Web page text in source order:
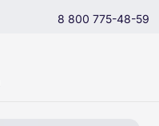
8 800 775-48-59